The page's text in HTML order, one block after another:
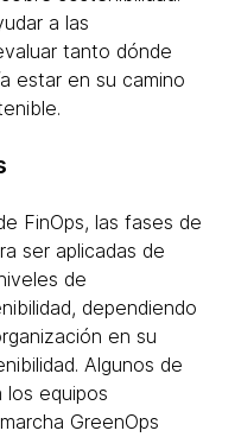
a las
tanto dónde
estar en su camino
FinOps, las fases de
ser aplicadas de
de
dependiendo
en su
Algunos de
los equipos
GreenOps